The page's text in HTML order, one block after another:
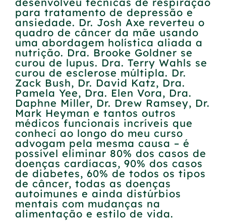
para tratamento de depressão e
ansiedade. Dr. Josh Axe reverteu o
quadro de câncer da mãe usando
uma abordagem holística aliada a
nutrição. Dra. Brooke Goldner se
curou de lupus. Dra. Terry Wahls se
curou de esclerose múltipla. Dr.
Zack Bush, Dr. David Katz, Dra.
Pamela Yee, Dra. Elen Vora, Dra.
Daphne Miller, Dr. Drew Ramsey, Dr.
Mark Heyman e tantos outros
médicos funcionais incríveis que
conhecí ao longo do meu curso
advogam pela mesma causa – é
possível eliminar 80% dos casos de
doenças cardíacas, 90% dos casos
de diabetes, 60% de todos os tipos
de câncer, todas as doenças
autoimunes e ainda distúrbios
mentais com mudanças na
alimentação e estilo de vida.